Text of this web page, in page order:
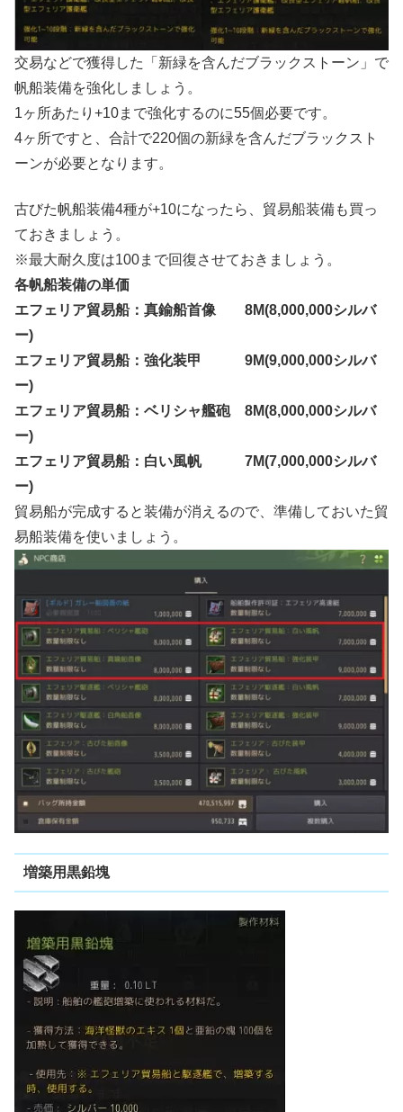
交易などで獲得した「新緑を含んだブラックストーン」で
帆船装備を強化しましょう。
1ヶ所あたり+10まで強化するのに55個必要です。
4ヶ所ですと、合計で220個の新緑を含んだブラックスト
ーンが必要となります。
古びた帆船装備4種が+10になったら、貿易船装備も買っ
ておきましょう。
※最大耐久度は100まで回復させておきましょう。
各帆船装備の単価
エフェリア貿易船：真鍮船首像 8M(8,000,000シルバ
ー)
エフェリア貿易船：強化装甲 9M(9,000,000シルバ
ー)
エフェリア貿易船：ベリシャ艦砲 8M(8,000,000シルバ
ー)
エフェリア貿易船：白い風帆 7M(7,000,000シルバ
ー)
貿易船が完成すると装備が消えるので、準備しておいた貿
易船装備を使いましょう。
増築用黒鉛塊